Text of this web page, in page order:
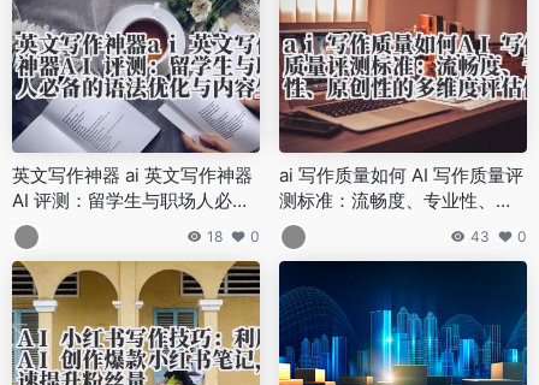
英文写作神器 ai 英文写作神器
AI 评测：留学生与职场人必备
的语法优化与内容生成工具18 0
ai 写作质量如何 AI 写作质量评
测标准：流畅度、专业性、原
创性的多维度评估体系
43 0